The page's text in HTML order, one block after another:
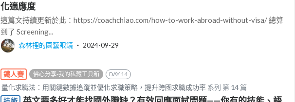
化適應度
這篇文持續更新於此：https://coachchiao.com/how-to-work-abroad-without-visa/ 總算
到了 Screening...
森林裡的園藝眼鏡 ‧ 2024-09-29
鐵人賽 佛心分享-我的私藏工具箱 DAY 14
量化求職法：用關鍵數據追蹤並優化求職策略，提升跨國求職成功率 系列 第 14 篇